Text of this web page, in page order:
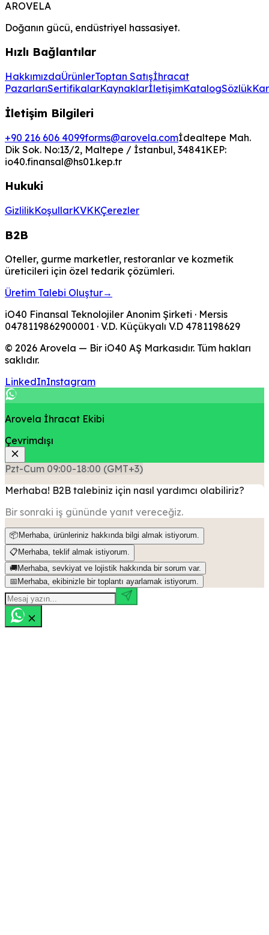
AROVELA
Doğanın gücü, endüstriyel hassasiyet.
Hızlı Bağlantılar
HakkımızdaÜrünlerToptan Satışİhracat
PazarlarıSertifikalarKaynaklarİletişimKatalogSözlük
İletişim Bilgileri
+90 216 606 4099forms@arovela.comİdealtepe Mah.
Dik Sok. No:13/2, Maltepe / İstanbul, 34841KEP:
io40.finansal@hs01.kep.tr
Hukuki
GizlilikKoşullarKVKKÇerezler
B2B
Oteller, gurme marketler, restoranlar ve kozmetik
üreticileri için özel tedarik çözümleri.
Üretim Talebi Oluştur→
iO40 Finansal Teknolojiler Anonim Şirketi · Mersis
0478119862900001 · V.D. Küçükyalı V.D 4781198629
© 2026 Arovela — Bir iO40 AŞ Markasıdır. Tüm hakları
saklıdır.
LinkedInInstagram
Arovela İhracat Ekibi
Çevrimdışı
Pzt-Cum 09:00-18:00 (GMT+3)
Merhaba! B2B talebiniz için nasıl yardımcı olabiliriz?
Bir sonraki iş gününde yanıt vereceğiz.
📦 Merhaba, ürünleriniz hakkında bilgi almak istiyorum.
📋 Merhaba, teklif almak istiyorum.
🚚Merhaba, sevkiyat ve lojistik hakkında bir sorum var.
📅 Merhaba, ekibinizle bir toplantı ayarlamak istiyorum.